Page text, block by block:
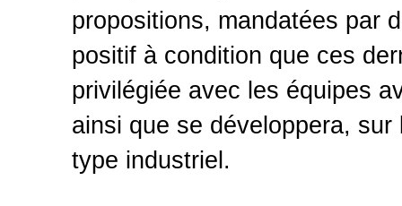
propositions, mandatées par
positif à condition que ces
privilégiée avec les équipes
ainsi que se développera,
type industriel.